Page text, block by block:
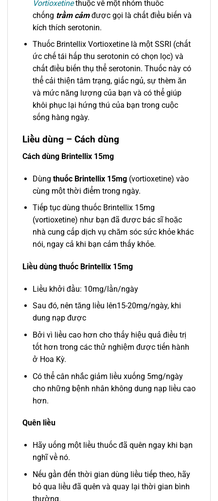
Vortioxetinethuộc về một nhóm thuốc
chống trầm cảmđược gọi là chất điều biến và
kích thích serotonin.
Thuốc Brintellix Vortioxetine là một SSRI (chất
ức chế tái hấp thu serotonin có chọn lọc) và
chất điều biến thụ thể serotonin. Thuốc này có
thể cải thiện tâm trạng, giấc ngủ, sự thèm ăn
và mức năng lượng của bạn và có thể giúp
khôi phục lại hứng thú của bạn trong cuộc
sống hàng ngày.
Liều dùng – Cách dùng
Cách dùng Brintellix 15mg
Dùng thuốc Brintellix 15mg(vortioxetine) vào
cùng một thời điểm trong ngày.
Tiếp tục dùng thuốc Brintellix 15mg
(vortioxetine) như bạn đã được bác sĩ hoặc
nhà cung cấp dịch vụ chăm sóc sức khỏe khác
nói, ngay cả khi bạn cảm thấy khỏe.
Liều dùng thuốc Brintellix 15mg
Liều khởi đầu: 10mg/lần/ngày
Sau đó, nên tăng liều lên15-20mg/ngày, khi
dung nạp được
Bởi vì liều cao hơn cho thấy hiệu quả điều trị
tốt hơn trong các thử nghiệm được tiến hành
ở Hoa Kỳ.
Có thể cân nhắc giảm liều xuống 5mg/ngày
cho những bệnh nhân không dung nạp liều cao
hơn.
Quên liều
Hãy uống một liều thuốc đã quên ngay khi bạn
nghĩ về nó.
Nếu gần đến thời gian dùng liều tiếp theo, hãy
bỏ qua liều đã quên và quay lại thời gian bình
thường.